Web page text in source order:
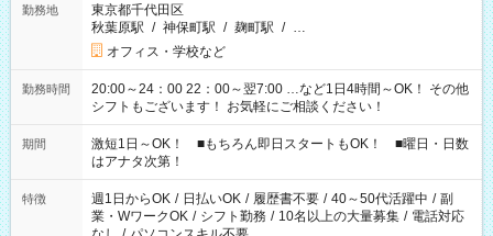
勤務地
東京都千代田区
秋葉原駅 / 神保町駅 / 麹町駅 / …
オフィス・学校など
勤務時間
20:00～24：00 22：00～翌7:00 …など1日4時間～OK！ その他
シフトもございます！ お気軽にご相談ください！
期間
激短1日～OK！ ■もちろん即日スタートもOK！ ■曜日・日数
はアナタ次第！
特徴 週1日からOK / 日払いOK / 履歴書不要 / 40～50代活躍中 / 副
業・WワークOK / シフト勤務 / 10名以上の大量募集 / 電話対応